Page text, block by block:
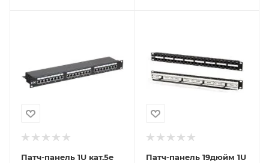
Патч-панель 1U кат.5е
Патч-панель 19дюйм 1U